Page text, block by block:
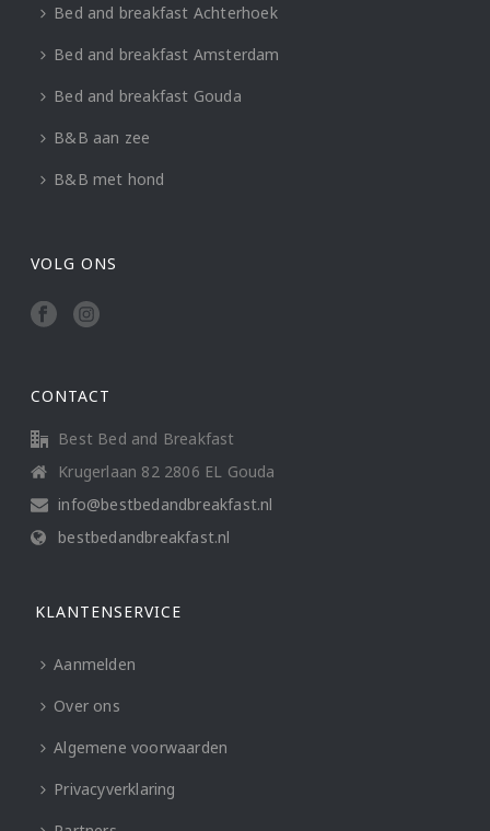
Bed and breakfast Achterhoek
Bed and breakfast Amsterdam
Bed and breakfast Gouda
B&B aan zee
B&B met hond
VOLG ONS
CONTACT
Best Bed and Breakfast
Krugerlaan 82 2806 EL Gouda
info@bestbedandbreakfast.nl
bestbedandbreakfast.nl
KLANTENSERVICE
Aanmelden
Over ons
Algemene voorwaarden
Privacyverklaring